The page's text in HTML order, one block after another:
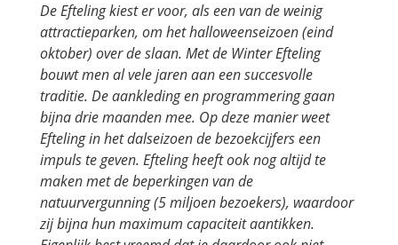
De Efteling kiest er voor, als een van de weinig
attractieparken, om het halloweenseizoen (eind
oktober) over de slaan. Met de Winter Efteling
bouwt men al vele jaren aan een succesvolle
traditie. De aankleding en programmering gaan
bijna drie maanden mee. Op deze manier weet
Efteling in het dalseizoen de bezoekcijfers een
impuls te geven. Efteling heeft ook nog altijd te
maken met de beperkingen van de
natuurvergunning (5 miljoen bezoekers), waardoor
zij bijna hun maximum capaciteit aantikken.